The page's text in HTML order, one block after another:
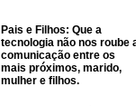
Pais e Filhos: Que a
tecnologia não nos roube
comunicação entre os
mais próximos, marido,
mulher e filhos.